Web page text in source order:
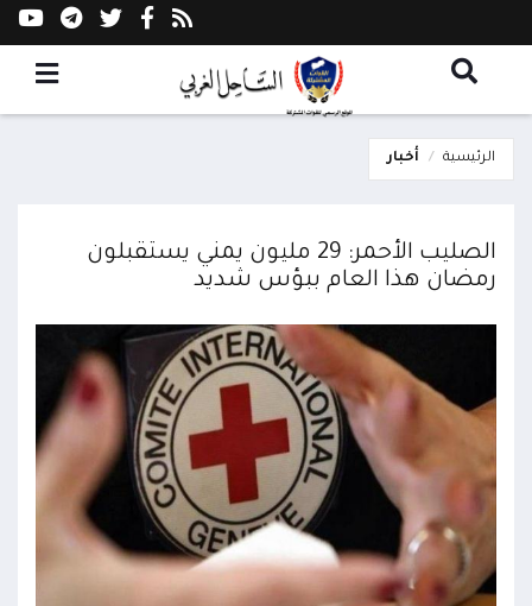
الرئيسية أخبار
الصليب الأحمر: 29 مليون يمني يستقبلون
رمضان هذا العام ببؤس شديد